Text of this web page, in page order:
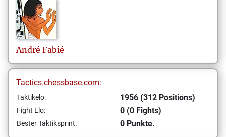
André Fabié
Tactics.chessbase.com:
Taktikelo: 1956 (312 Positions)
Fight Elo: 0 (0 Fights)
Bester Taktiksprint: 0 Punkte.